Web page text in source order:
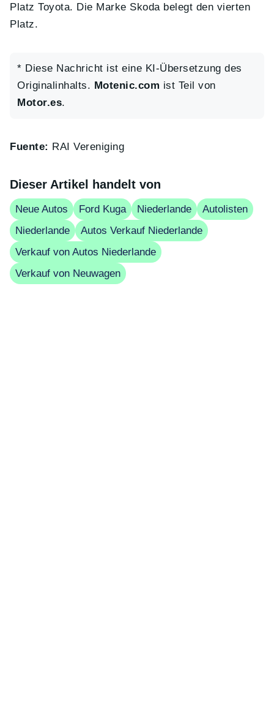
Platz Toyota. Die Marke Skoda belegt den vierten
Platz.
* Diese Nachricht ist eine KI-Übersetzung des
Originalinhalts. Motenic.com ist Teil von
Motor.es.
Fuente: RAI Vereniging
Dieser Artikel handelt von
Neue Autos Ford Kuga Niederlande
Autolisten
Niederlande
Autos Verkauf Niederlande
Verkauf von Autos Niederlande
Verkauf von Neuwagen